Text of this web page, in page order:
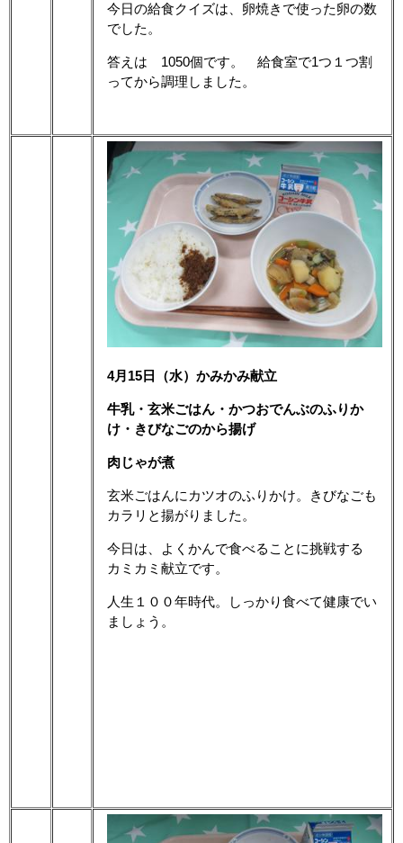
今日の給食クイズは、卵焼きで使った卵の数
でした。
答えは 1050個です。 給食室で1つ１つ割
ってから調理しました。
4月15日（水）かみかみ献立
牛乳・玄米ごはん・かつおでんぶのふりか
け・きびなごのから揚げ
肉じゃが煮
玄米ごはんにカツオのふりかけ。きびなごも
カラリと揚がりました。
今日は、よくかんで食べることに挑戦する
カミカミ献立です。
人生１００年時代。しっかり食べて健康でい
ましょう。